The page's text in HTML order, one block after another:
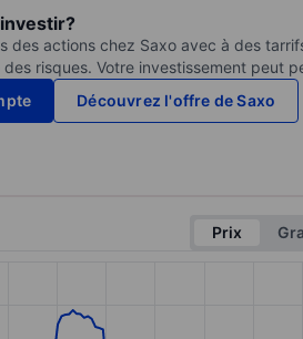
des actions chez Saxo avec à des
risques. Votre investissement peut
Découvrez l'offre de Saxo
Prix